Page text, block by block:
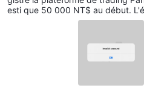
esti que 50 000 NT$ au début.
à retirer les fonds une fois, et il a
sur mon compte, et a continué à
du service client veuille retirer,
n'avais plus de fonds à investir.
urs, mon compte MT5 a été
forme a disparu. C'était